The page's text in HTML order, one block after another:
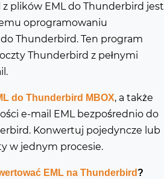
plików EML do Thunderbird jest
oprogramowaniu
Thunderbird. Ten program
Thunderbird z pełnymi
do Thunderbird MBOX, a także
e-mail EML bezpośrednio do
Konwertuj pojedyncze lub
w jednym procesie.
EML na Thunderbird?